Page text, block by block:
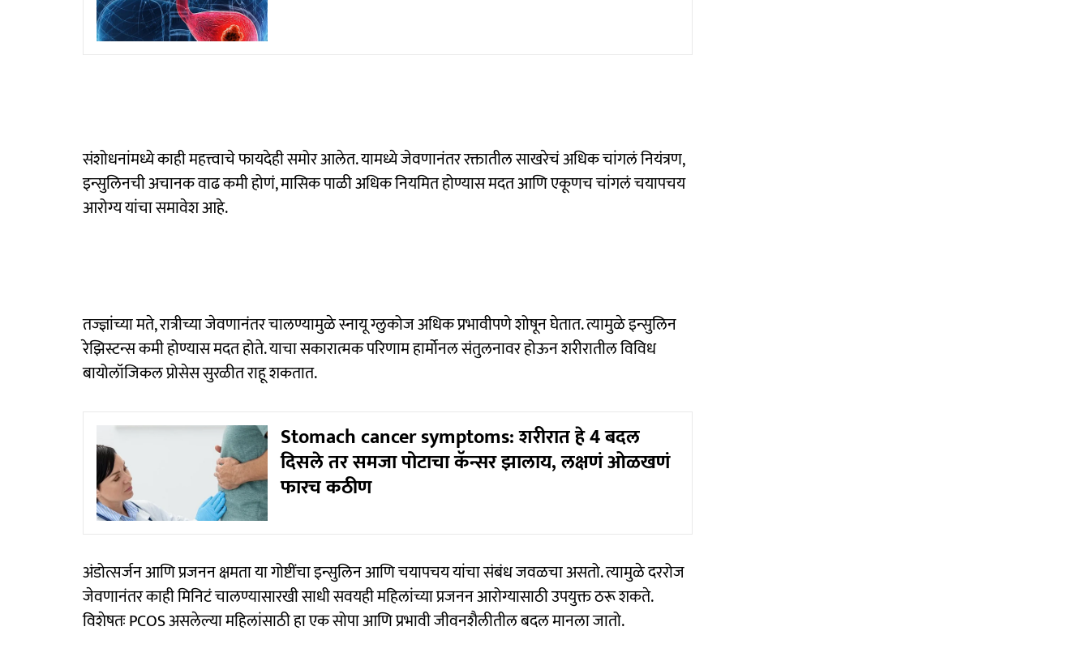
संशोधनांमध्ये काही महत्त्वाचे फायदेही समोर आलेत. यामध्ये जेवणानंतर रक्तातील साखरेचं अधिक चांगलं नियंत्रण,
इन्सुलिनची अचानक वाढ कमी होणं, मासिक पाळी अधिक नियमित होण्यास मदत आणि एकूणच चांगलं चयापचय
आरोग्य यांचा समावेश आहे.
तज्ज्ञांच्या मते, रात्रीच्या जेवणानंतर चालण्यामुळे स्नायू ग्लुकोज अधिक प्रभावीपणे शोषून घेतात. त्यामुळे इन्सुलिन
रेझिस्टन्स कमी होण्यास मदत होते. याचा सकारात्मक परिणाम हार्मोनल संतुलनावर होऊन शरीरातील विविध
बायोलॉजिकल प्रोसेस सुरळीत राहू शकतात.
Stomach cancer symptoms: शरीरात हे 4 बदल
दिसले तर समजा पोटाचा कॅन्सर झालाय, लक्षणं ओळखणं
फारच कठीण
अंडोत्सर्जन आणि प्रजनन क्षमता या गोष्टींचा इन्सुलिन आणि चयापचय यांचा संबंध जवळचा असतो. त्यामुळे दररोज
जेवणानंतर काही मिनिटं चालण्यासारखी साधी सवयही महिलांच्या प्रजनन आरोग्यासाठी उपयुक्त ठरू शकते.
विशेषतः PCOS असलेल्या महिलांसाठी हा एक सोपा आणि प्रभावी जीवनशैलीतील बदल मानला जातो.